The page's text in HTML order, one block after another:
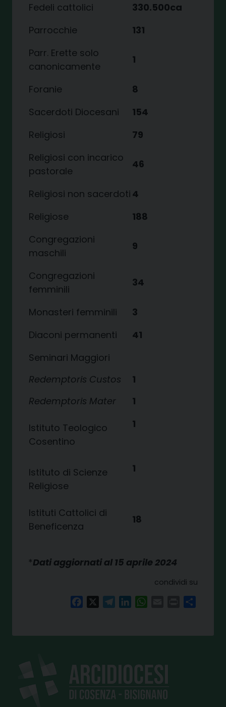
Fedeli cattolici
330.500ca
Parrocchie
131
Parr. Erette solo
canonicamente
1
Foranie
8
Sacerdoti Diocesani
154
Religiosi
79
Religiosi con incarico
pastorale
46
Religiosi non sacerdoti 4
Religiose
188
Congregazioni
maschili
9
Congregazioni
femminili
34
Monasteri femminili
3
Diaconi permanenti
41
Seminari Maggiori
Redemptoris Custos
Redemptoris Mater
1
1
Istituto Teologico
Cosentino
1
Istituto di Scienze
Religiose
1
Istituti Cattolici di
Beneficenza
18
*Dati aggiornati al 15 aprile 2024
condividi su
FacebookTelegramLinkedInWhatsAppPrint